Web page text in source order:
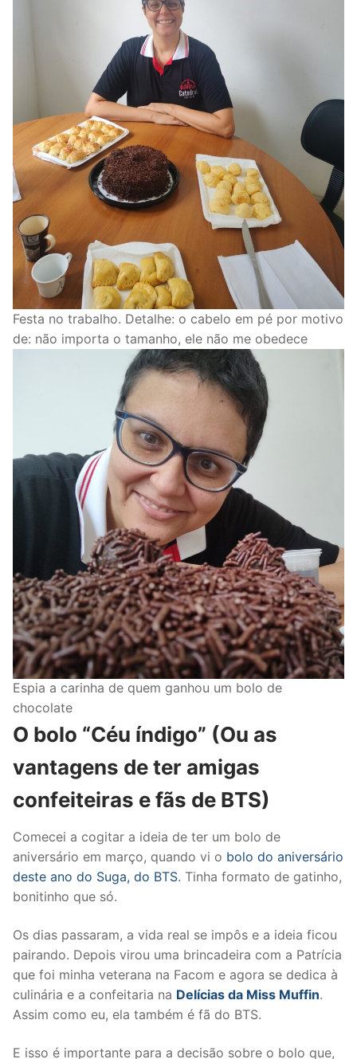
Festa no trabalho. Detalhe: o cabelo em pé por motivo
de: não importa o tamanho, ele não me obedece
Espia a carinha de quem ganhou um bolo de
chocolate
O bolo “Céu índigo” (Ou as
vantagens de ter amigas
confeiteiras e fãs de BTS)
Comecei a cogitar a ideia de ter um bolo de
aniversário em março, quando vi o bolo do aniversário
deste ano do Suga, do BTS. Tinha formato de gatinho,
bonitinho que só.
Os dias passaram, a vida real se impôs e a ideia ficou
pairando. Depois virou uma brincadeira com a Patrícia
que foi minha veterana na Facom e agora se dedica à
culinária e a confeitaria na Delícias da Miss Muffin.
Assim como eu, ela também é fã do BTS.
E isso é importante para a decisão sobre o bolo que,